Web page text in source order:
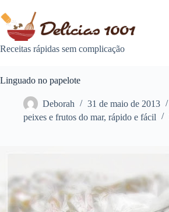
para
conteúdo
Receitas rápidas sem complicação
Linguado no papelote
Deborah
31 de maio de 2013
peixes e frutos do mar, rápido e fácil